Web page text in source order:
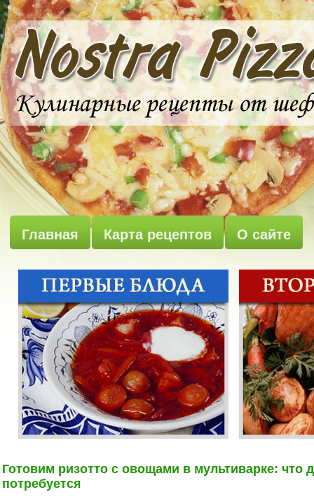
Главная Карта рецептов О сайте
Готовим ризотто с овощами в мультиварке: что
потребуется